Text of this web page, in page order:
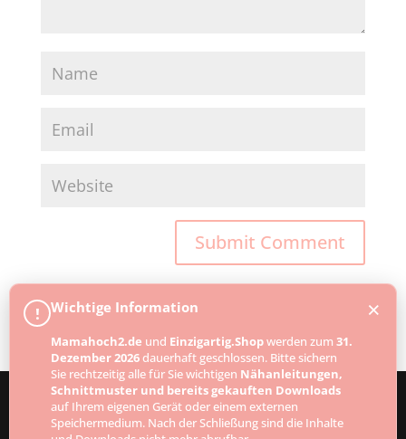
Designed byElegant Themes| Powered by
! Wichtige Information
Mamahoch2.de und Einzigartig.Shopwerden zum 31.
Dezember 2026dauerhaft geschlossen. Bitte sichern
Sie rechtzeitig alle für Sie wichtigen Nähanleitungen,
Schnittmuster und bereits gekauften Downloads
auf Ihrem eigenen Gerät oder einem externen
Speichermedium. Nach der Schließung sind die Inhalte
×